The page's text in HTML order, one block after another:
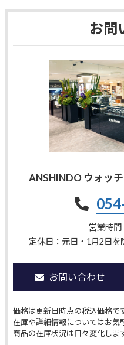
お問
ANSHINDO ウォッ
営業時
定休日：元日・1月2日を
お問い合わせ
価格は更新日時点の税込価格で
在庫や詳細情報についてはお気
商品の在庫状況は日々変化しま